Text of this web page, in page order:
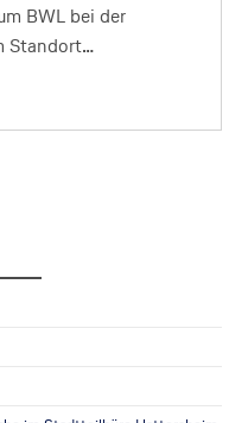
BWL bei der
Standort…